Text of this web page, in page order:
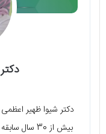
دکتر شیوا ظهیر
بیش از 30